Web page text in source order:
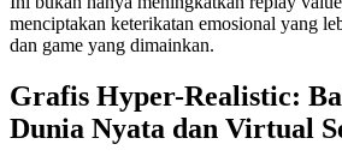
menciptakan keterikatan emosional yang
dan game yang dimainkan.
Grafis Hyper-Realistic:
Dunia Nyata dan Virtual